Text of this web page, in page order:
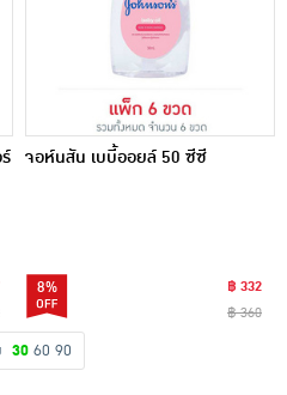
จอห์นสัน เบบี้ออยล์ 50 ซีซี
8%
฿ 332
฿ 360
30 60 90